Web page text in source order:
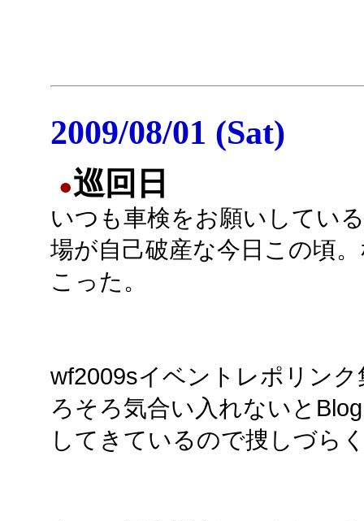
2009/08/01 (Sat)
●巡回日
いつも車検をお願いしてい
場が自己破産な今日この頃
こった。
wf2009sイベントレポリンク
ろそろ気合い入れないと
してきているので捜しづら